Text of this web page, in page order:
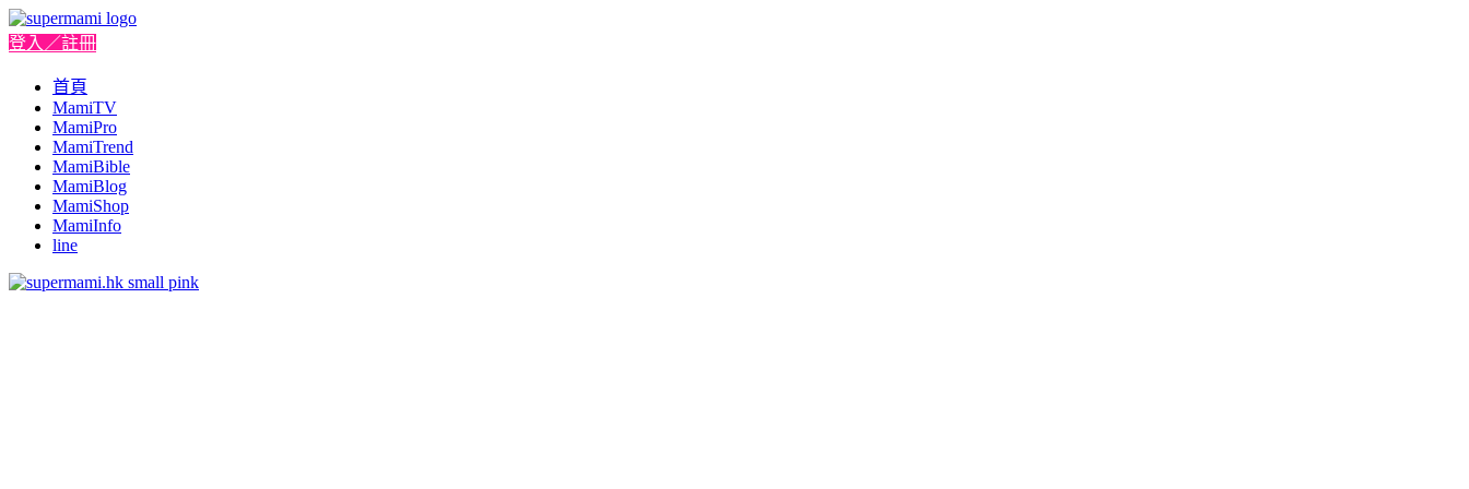
登入／註冊
首頁
MamiTV
MamiPro
MamiTrend
MamiBible
MamiBlog
MamiShop
MamiInfo
line